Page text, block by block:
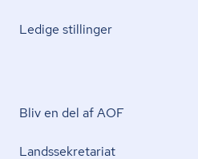
Ledige stillinger
Bliv en del af AOF
Lands­se­kre­ta­ri­at